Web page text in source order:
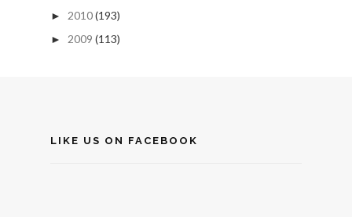
► 2010(193)
► 2009 (113)
LIKE US ON FACEBOOK